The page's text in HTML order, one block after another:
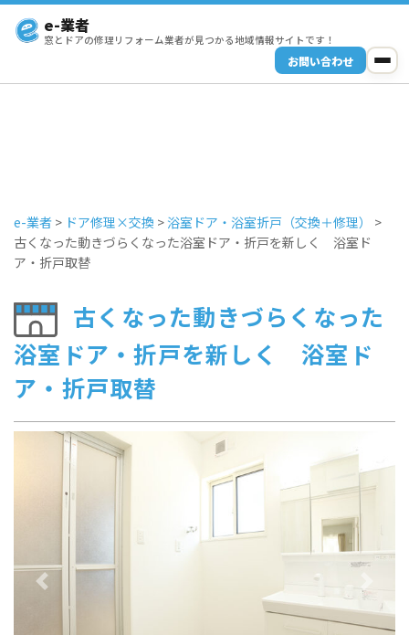
e-業者
窓とドアの修理リフォーム業者が見つかる地域情報サイトです！
お問い合わせ
e-業者 > ドア修理×交換 > 浴室ドア・浴室折戸（交換＋修理）
>
古くなった動きづらくなった浴室ドア・折戸を新しく 浴室ド
ア・折戸取替
古くなった動きづらくなった
浴室ドア・折戸を新しく 浴室ド
ア・折戸取替
Previous Next